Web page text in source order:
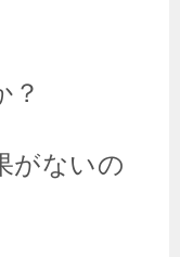
？
がないの